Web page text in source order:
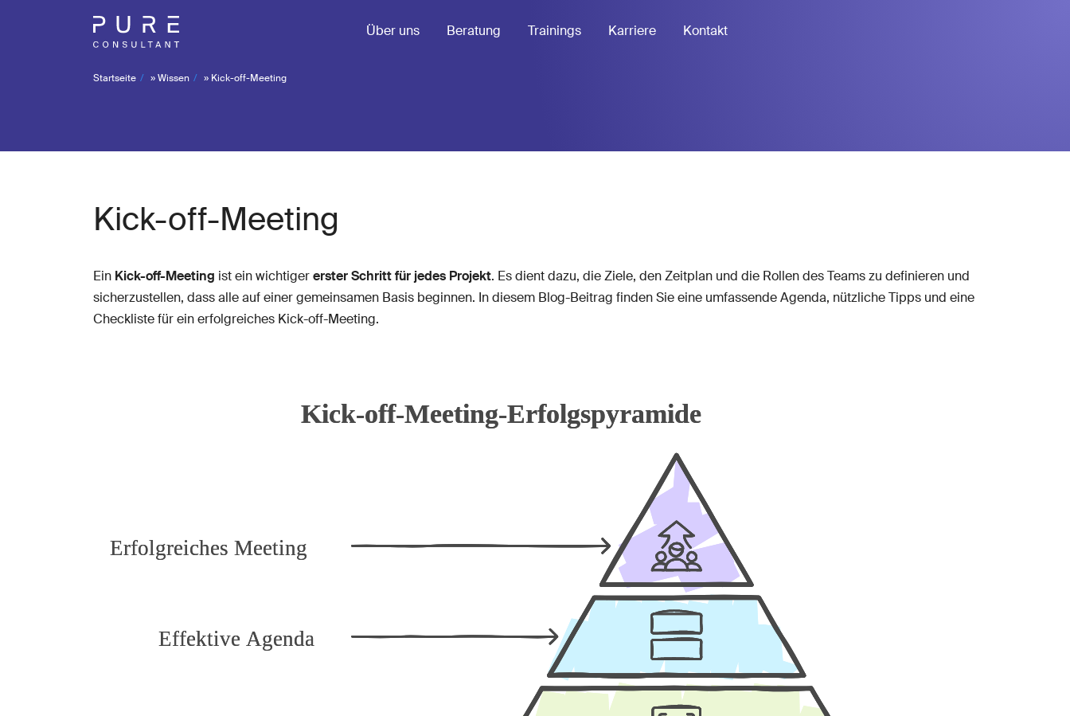
Über uns Beratung Trainings Karriere Kontakt
Startseite »Wissen » Kick-off-Meeting
Kick-off-Meeting
Ein Kick-off-Meeting ist ein wichtigererster Schritt für jedes Projekt. Es dient dazu, die Ziele, den Zeitplan und die Rollen des Teams zu definieren und
sicherzustellen, dass alle auf einer gemeinsamen Basis beginnen. In diesem Blog-Beitrag finden Sie eine umfassende Agenda, nützliche Tipps und eine
Checkliste für ein erfolgreiches Kick-off-Meeting.